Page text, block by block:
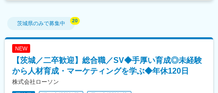
茨城県のみで募集中
NEW
【茨城／二卒歓迎】総合職／SV◆手厚い育成◎未経験
から人材育成・マーケティングを学ぶ◆年休120日
株式会社ローソン